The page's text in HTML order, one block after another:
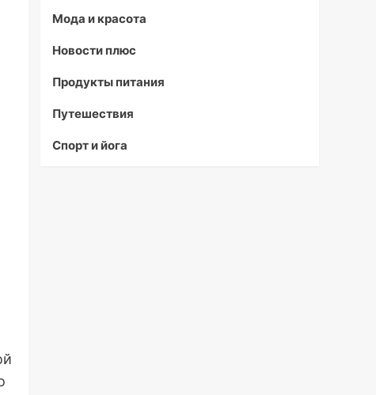
Мода и красота
Новости плюс
Продукты питания
Путешествия
Спорт и йога